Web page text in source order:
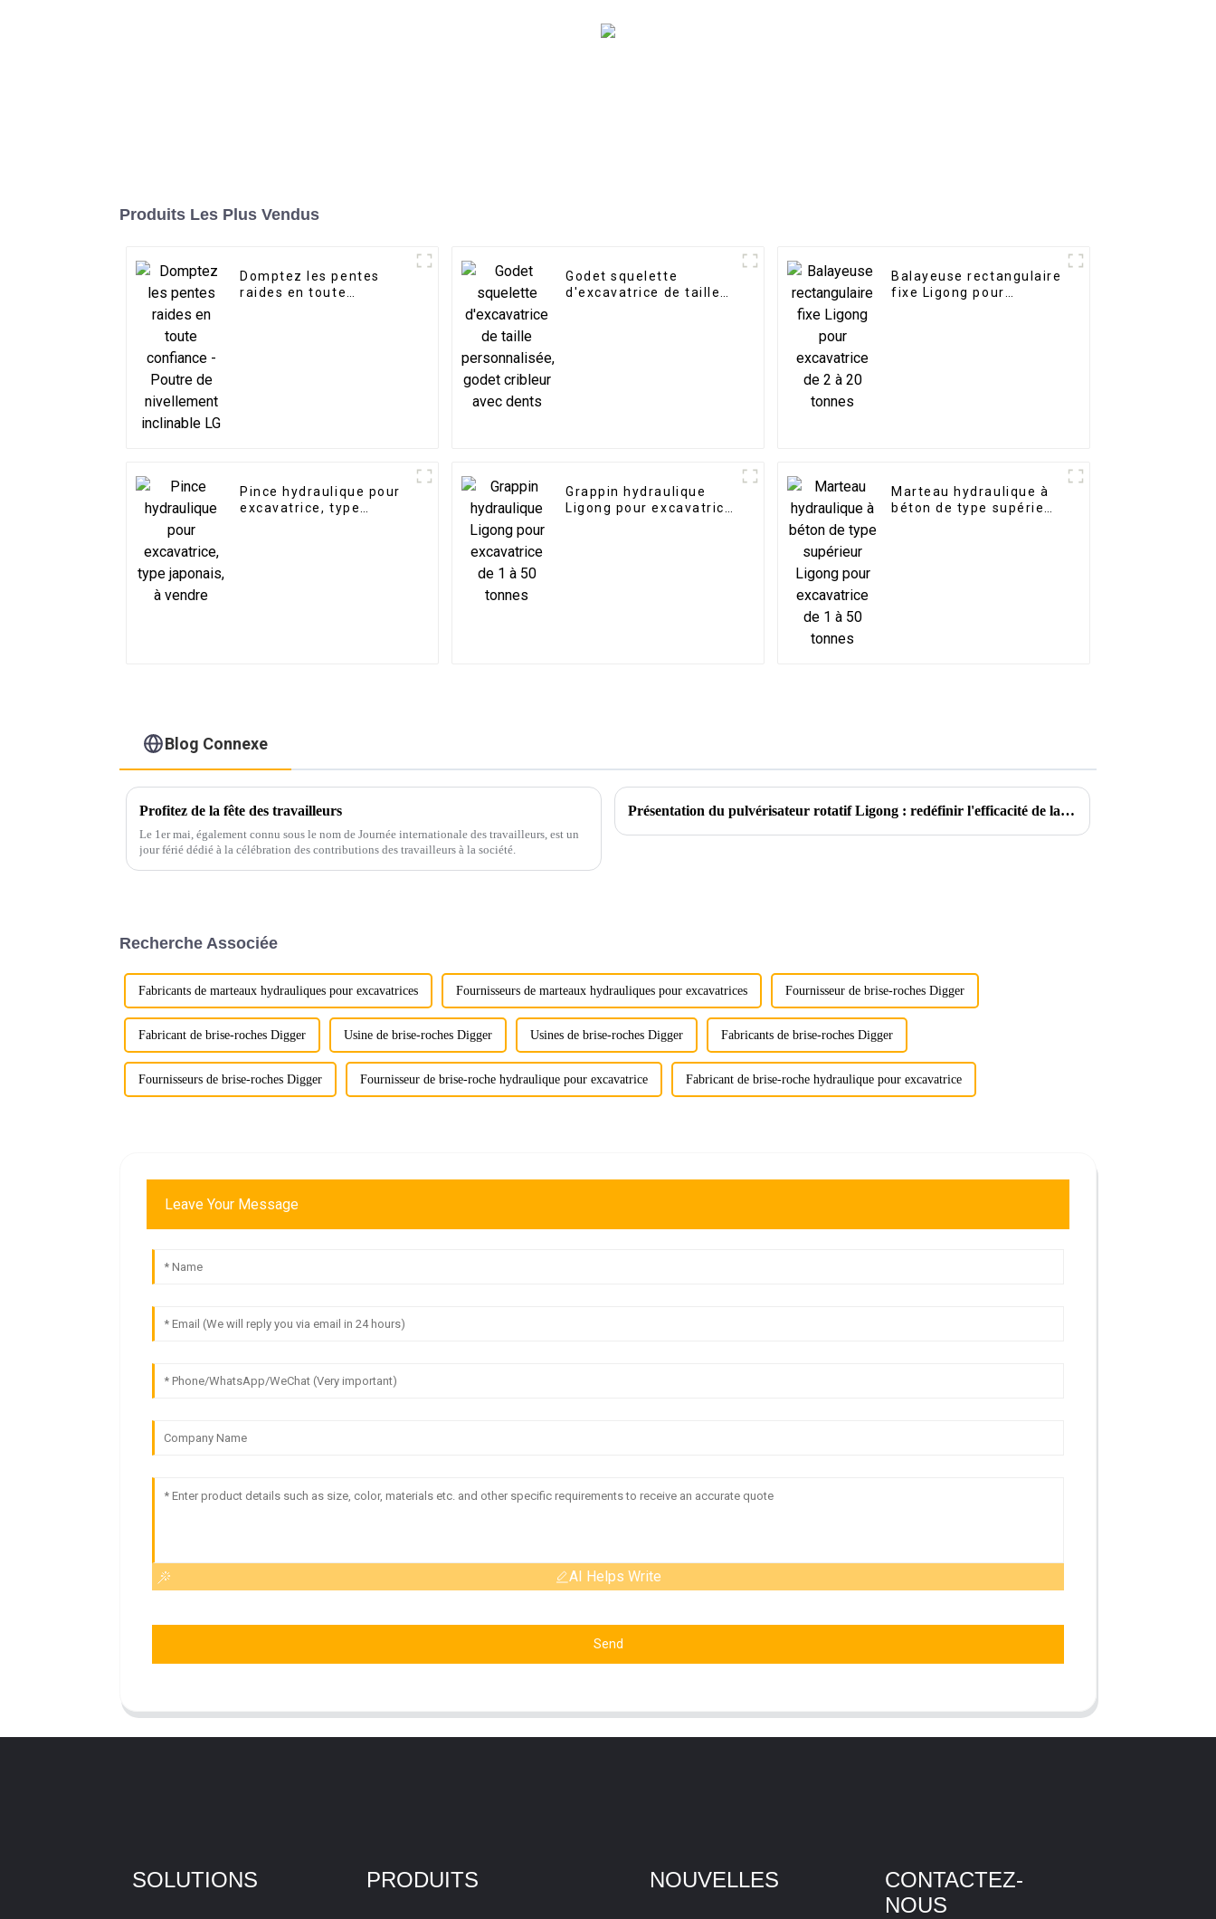
puissante et efficace
Produits Les Plus Vendus
Domptez les pentes
raides en toute
Godet squelette
d'excavatrice de taille
Balayeuse rectangulaire
fixe Ligong pour
Pince hydraulique pour
excavatrice, type
Grappin hydraulique
Ligong pour excavatrice
Marteau hydraulique à
béton de type supérieur
Blog Connexe
Profitez de la fête des travailleurs
Le 1er mai, également connu sous le nom de Journée internationale des travailleurs, est un
jour férié dédié à la célébration des contributions des travailleurs à la société.
Présentation du pulvérisateur rotatif Ligong : redéfinir l'efficacité de la démolition
Recherche Associée
Fabricants de marteaux hydrauliques pour excavatrices Fournisseurs de marteaux hydrauliques pour excavatrices Fournisseur de brise-roches Digger
Fabricant de brise-roches Digger Usine de brise-roches Digger Usines de brise-roches Digger Fabricants de brise-roches Digger
Fournisseurs de brise-roches Digger Fournisseur de brise-roche hydraulique pour excavatrice Fabricant de brise-roche hydraulique pour excavatrice
Leave Your Message
AI Helps Write
Send
SOLUTIONS PRODUITS NOUVELLES
CONTACTEZ-
NOUS